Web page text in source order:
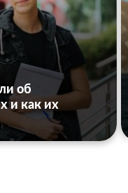
об
и как их